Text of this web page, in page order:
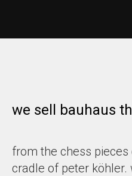
we sell bauhaus
from the chess
cradle of peter köhler.